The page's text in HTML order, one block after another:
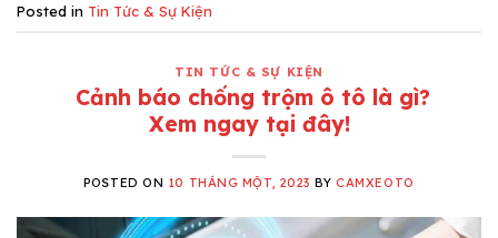
Posted in Tin Tức & Sự Kiện
TIN TỨC & SỰ KIỆN
Cảnh báo chống trộm ô tô là gì?
Xem ngay tại đây!
POSTED ON 10 THÁNG MỘT, 2023 BYCAMXEOTO